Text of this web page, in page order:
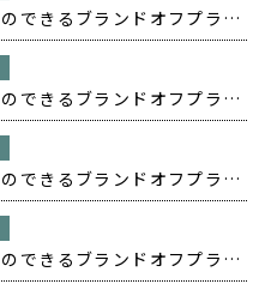
【最大90％OFF‼️石川県で行列のできるブランドオフプライス POPUP開催❗️】
【最大90％OFF‼️大阪府で行列のできるブランドオフプライス POPUP開催❗️】
【最大90％OFF‼️埼玉県で行列のできるブランドオフプライス POPUP開催❗️】
【最大90％OFF‼️栃木県で行列のできるブランドオフプライス POPUP開催❗️】